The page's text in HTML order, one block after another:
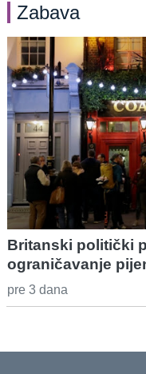
Zabava
Britanski politički
ograničavanje
pre 3 dana